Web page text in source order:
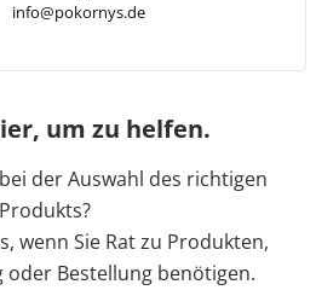
info@pokornys.de
um zu helfen.
der Auswahl des richtigen
Produkts?
wenn Sie Rat zu Produkten,
oder Bestellung benötigen.